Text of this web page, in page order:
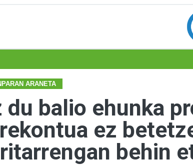
ARANETA
du balio ehunka
ez
behin